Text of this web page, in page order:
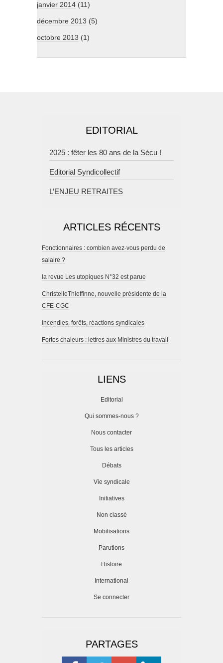
janvier 2014 (11)
décembre 2013 (5)
octobre 2013 (1)
EDITORIAL
2025 : fêter les 80 ans de la Sécu !
Editorial Syndicollectif
L’ENJEU RETRAITES
ARTICLES RÉCENTS
Fonctionnaires : combien avez-vous perdu de
salaire ?
la revue Les utopiques N°32 est parue
ChristelleThieffinne, nouvelle présidente de la
CFE-CGC
Incendies, forêts, réactions syndicales
Fortes chaleurs : lettres aux Ministres du travail
LIENS
Editorial
Qui sommes-nous ?
Nous contacter
Tous les articles
Débats
Vie syndicale
Initiatives
Non classé
Mobilisations
Parutions
Histoire
International
Se connecter
PARTAGES